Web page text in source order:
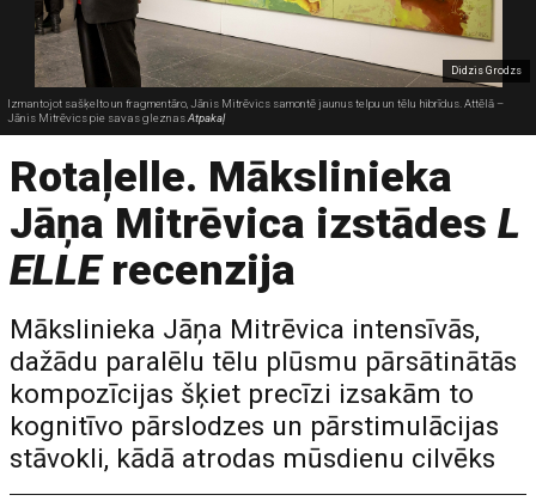
Didzis Grodzs
Izmantojot sašķelto un fragmentāro, Jānis Mitrēvics samontē jaunus telpu un tēlu hibrīdus. Attēlā –
Jānis Mitrēvics pie savas gleznasAtpakaļ
Rotaļelle. Mākslinieka
Jāņa Mitrēvica izstādesL
ELLErecenzija
Mākslinieka Jāņa Mitrēvica intensīvās,
dažādu paralēlu tēlu plūsmu pārsātinātās
kompozīcijas šķiet precīzi izsakām to
kognitīvo pārslodzes un pārstimulācijas
stāvokli, kādā atrodas mūsdienu cilvēks